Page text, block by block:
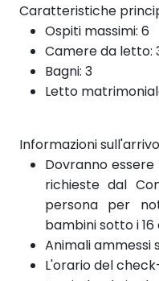
Caratteristiche
Ospiti massimi: 6
Camere da letto:
Bagni: 3
Letto
Informazioni
Dovranno
richieste dal
persona per
bambini sotto i
Animali ammessi
L'orario del